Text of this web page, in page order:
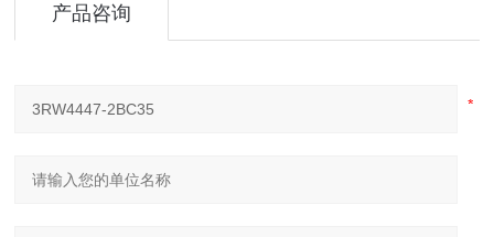
产品咨询